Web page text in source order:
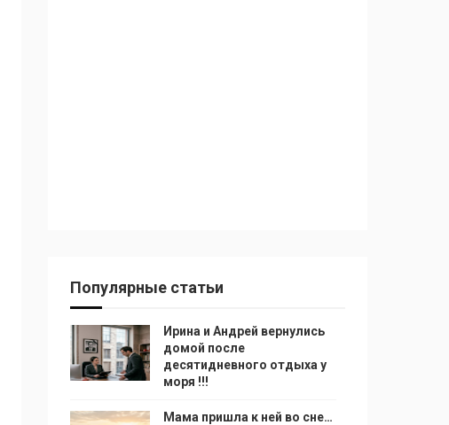
Популярные статьи
Ирина и Андрей вернулись
домой после
десятидневного отдыха у
моря !!!
Мама пришла к ней во сне…